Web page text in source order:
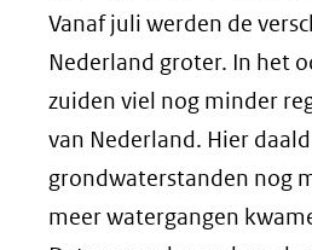
Vanaf juli werden de
Nederland groter. In het
zuiden viel nog minder
van Nederland. Hier
grondwaterstanden nog
meer watergangen